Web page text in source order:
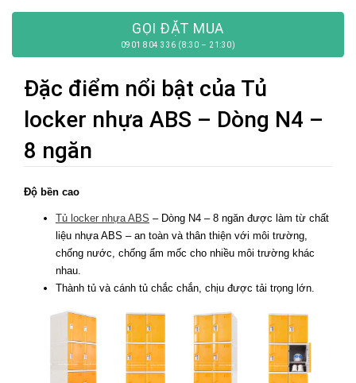
GỌI ĐẶT MUA
0901 804 336 (8:30 – 21:30)
Đặc điểm nổi bật của Tủ
locker nhựa ABS – Dòng N4 –
8 ngăn
Độ bền cao
Tủ locker nhựa ABS – Dòng N4 – 8 ngăn được làm từ chất
liệu nhựa ABS – an toàn và thân thiện với môi trường,
chống nước, chống ẩm mốc cho nhiều môi trường khác
nhau.
Thành tủ và cánh tủ chắc chắn, chịu được tải trọng lớn.